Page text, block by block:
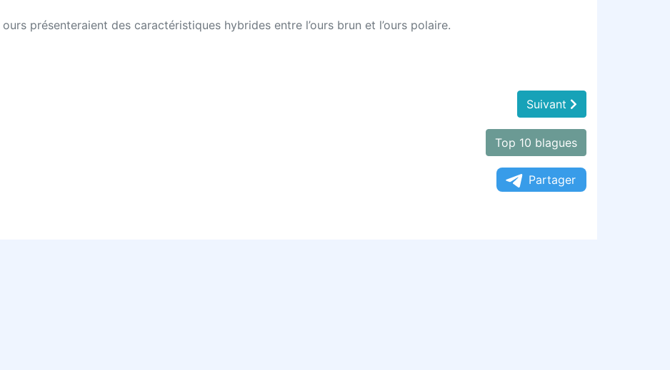
présenteraient des caractéristiques hybrides entre l’ours brun et l’ours polaire.
Suivant
Top 10 blagues
Partager